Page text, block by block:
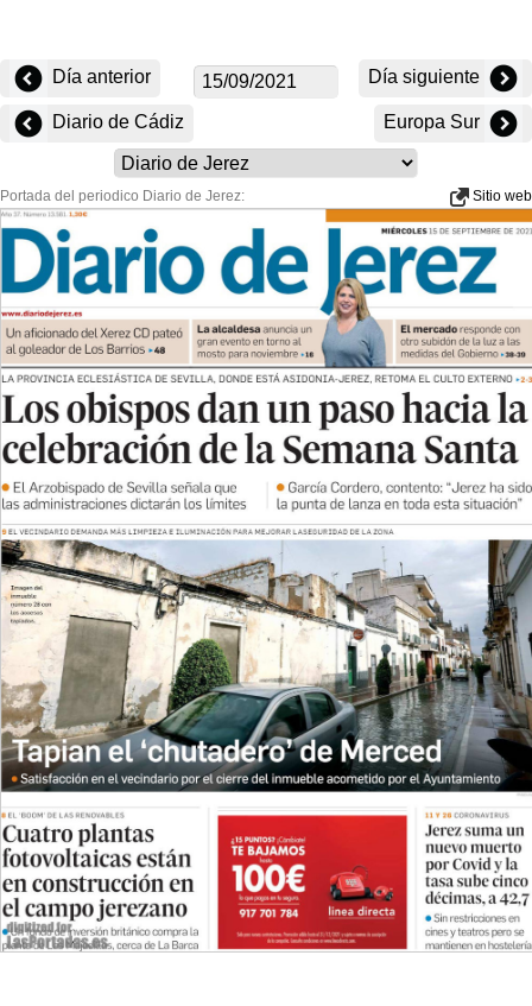
Día anterior Día siguiente
Diario de Cádiz Europa Sur
Portada del periodico Diario de Jerez: Sitio web